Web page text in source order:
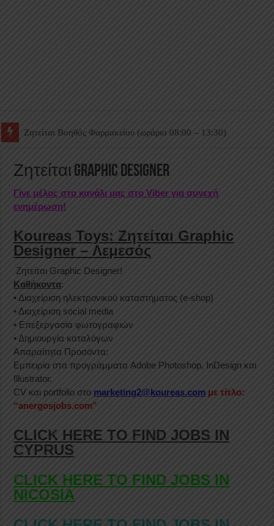
Ζητείται Βοηθός Θαλάμου
Ζητείται Graphic Designer
Γίνε μέλος στο κανάλι μας στο Viber για συνεχή
ενημέρωση!
Koureas Toys: Ζητείται Graphic
Designer – Λεμεσός
Ζητείται Graphic Designer!
Καθήκοντα:
• Διαχείριση ηλεκτρονικού καταστήματος (e-shop)
• Διαχείριση social media
• Επεξεργασία φωτογραφιών
• Δημιουργία καταλόγων
Απαραίτητα Προσόντα:
Εμπειρία στα προγράμματα Adobe Photoshop, InDesign και
Illustrator.
CV και portfolio στο marketing2@koureas.com με τίτλο:
“anergosjobs.com”
CLICK HERE TO FIND JOBS IN
CYPRUS
CLICK HERE TO FIND JOBS IN
NICOSIA